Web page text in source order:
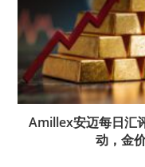
Amillex安迈每日汇
动，金